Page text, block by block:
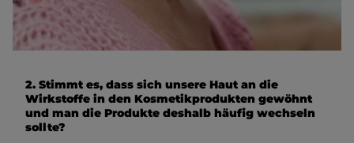
2. Stimmt es, dass sich unsere Haut an die
Wirkstoffe in den Kosmetikprodukten gewöhnt
und man die Produkte deshalb häufig wechseln
sollte?